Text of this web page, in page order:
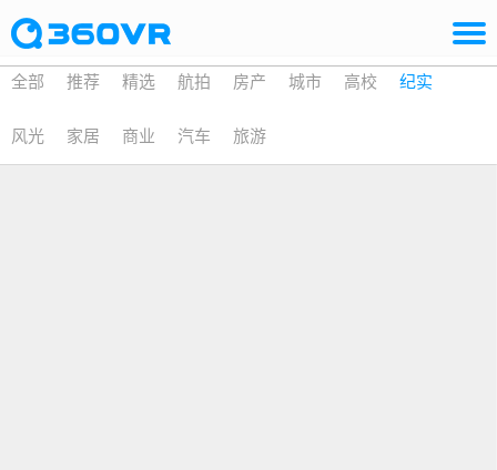
全部 推荐 精选 航拍 房产 城市 高校 纪实
风光 家居 商业 汽车 旅游